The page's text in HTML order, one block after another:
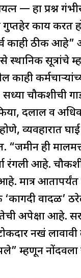
— हा प्रश्न
गुप्तहेर काय
काही ठीक आहे”
सूत्रांचे
काही
सध्या
दलाल व
होणे, व्यवहारात
ही
रंगली आहे.
मात्र
वादळ’
अपेक्षा आहे.
नखं लावावी
म्हणून